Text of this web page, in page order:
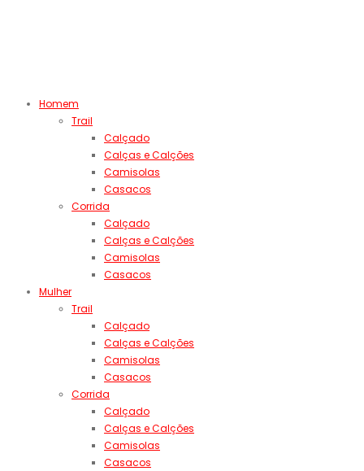
Homem
Trail
Calçado
Calças e Calções
Camisolas
Casacos
Corrida
Calçado
Calças e Calções
Camisolas
Casacos
Mulher
Trail
Calçado
Calças e Calções
Camisolas
Casacos
Corrida
Calçado
Calças e Calções
Camisolas
Casacos